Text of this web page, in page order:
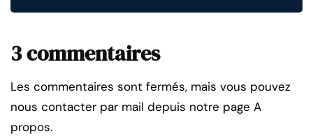
3 commentaires
Les commentaires sont fermés, mais vous pouvez
nous contacter par mail depuis notre page A
propos.